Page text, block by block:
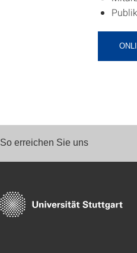
So erreichen Sie uns